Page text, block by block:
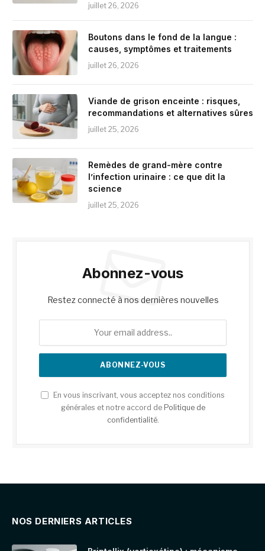
juillet 26, 2026
Boutons dans le fond de la langue :
causes, symptômes et traitements
juillet 26, 2026
Viande de grison enceinte : risques,
recommandations et alternatives sûres
juillet 25, 2026
Remèdes de grand-mère contre
l’infection urinaire : ce que dit la
science
juillet 25, 2026
Abonnez-vous
Restez connecté à nos dernières nouvelles
En vous inscrivant, vous acceptez nos conditions
générales et notre accord de Politique de
confidentialité.
NOS DERNIERS ARTICLES